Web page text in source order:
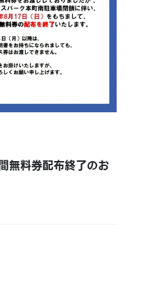
無料券配布終了のお